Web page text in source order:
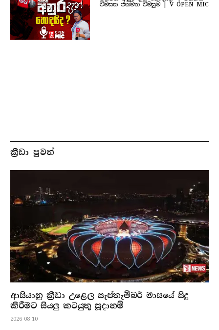
විමසන ජනමත විමසුම | V OPEN MIC
ක්‍රීඩා පුවත්
ආසියානු ක්‍රීඩා උළෙල සැප්තැම්බර් මාසයේ සිදු
කිරීමට සියලු කටයුතු සූදානම්
2026-08-10